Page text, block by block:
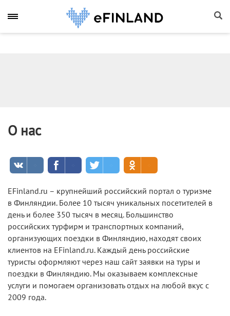
О нас
EFinland.ru – крупнейший российский портал о туризме
в Финляндии. Более 10 тысяч уникальных посетителей в
день и более 350 тысяч в месяц. Большинство
российских турфирм и транспортных компаний,
организующих поездки в Финляндию, находят своих
клиентов на EFinland.ru. Каждый день российские
туристы оформляют через наш сайт заявки на туры и
поездки в Финляндию. Мы оказываем комплексные
услуги и помогаем организовать отдых на любой вкус с
2009 года.